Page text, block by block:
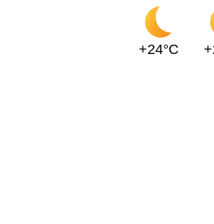
+24°C